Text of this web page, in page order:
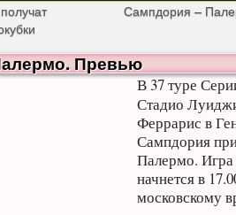
Сампдория –
Превью
В 37 туре
Стадио
Феррарис в
Сампдория
Палермо. Игра
начнется в
московскому